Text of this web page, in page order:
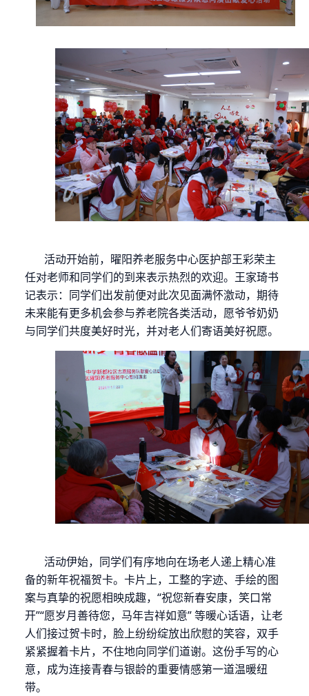
活动开始前，曜阳养老服务中心医护部王彩荣主
任对老师和同学们的到来表示热烈的欢迎。王家琦书
记表示：同学们出发前便对此次见面满怀激动，期待
未来能有更多机会参与养老院各类活动，愿爷爷奶奶
与同学们共度美好时光，并对老人们寄语美好祝愿。
活动伊始，同学们有序地向在场老人递上精心准
备的新年祝福贺卡。卡片上，工整的字迹、手绘的图
案与真挚的祝愿相映成趣， “祝您新春安康，笑口常
开”“愿岁月善待您，马年吉祥如意”等暖心话语，让老
人们接过贺卡时，脸上纷纷绽放出欣慰的笑容，双手
紧紧握着卡片，不住地向同学们道谢。这份手写的心
意，成为连接青春与银龄的重要情感第一道温暖纽
带。